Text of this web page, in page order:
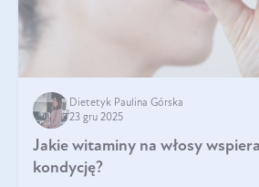
Dietetyk Paulina Górska
23 gru 2025
Jakie witaminy na włosy
kondycję?